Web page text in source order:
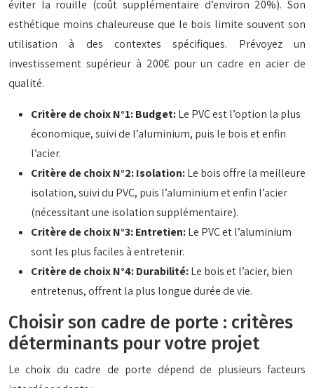
éviter la rouille (coût supplémentaire d’environ 20%). Son
esthétique moins chaleureuse que le bois limite souvent son
utilisation à des contextes spécifiques. Prévoyez un
investissement supérieur à 200€ pour un cadre en acier de
qualité.
Critère de choix N°1: Budget:Le PVC est l’option la plus
économique, suivi de l’aluminium, puis le bois et enfin
l’acier.
Critère de choix N°2: Isolation:Le bois offre la meilleure
isolation, suivi du PVC, puis l’aluminium et enfin l’acier
(nécessitant une isolation supplémentaire).
Critère de choix N°3: Entretien:Le PVC et l’aluminium
sont les plus faciles à entretenir.
Critère de choix N°4: Durabilité:Le bois et l’acier, bien
entretenus, offrent la plus longue durée de vie.
Choisir son cadre de porte : critères
déterminants pour votre projet
Le choix du cadre de porte dépend de plusieurs facteurs